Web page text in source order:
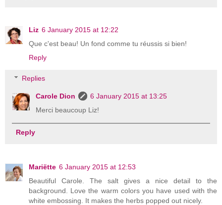
Liz 6 January 2015 at 12:22
Que c'est beau! Un fond comme tu réussis si bien!
Reply
Replies
Carole Dion
6 January 2015 at 13:25
Merci beaucoup Liz!
Reply
Mariëtte 6 January 2015 at 12:53
Beautiful Carole. The salt gives a nice detail to the
background. Love the warm colors you have used with the
white embossing. It makes the herbs popped out nicely.